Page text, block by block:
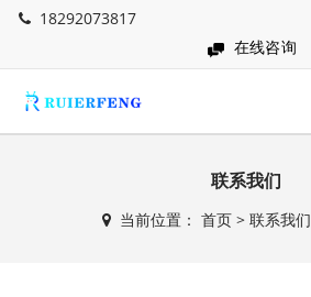
18292073817
在线咨询
联系我们
当前位置： 首页> 联系我们